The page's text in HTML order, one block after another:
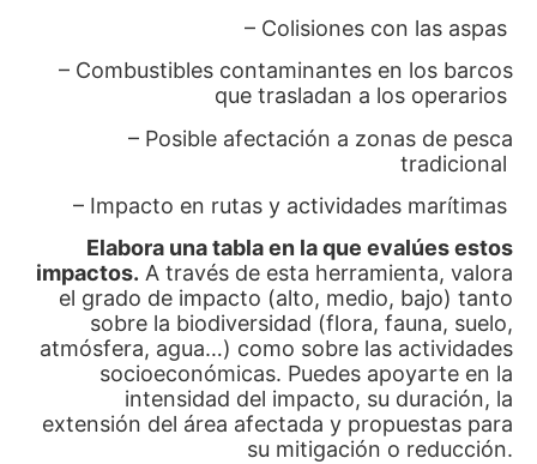
– Colisiones con las aspas
– Combustibles contaminantes en los barcos
que trasladan a los operarios
– Posible afectación a zonas de pesca
tradicional
– Impacto en rutas y actividades marítimas
Elabora una tabla en la que evalúes estos
impactos. A través de esta herramienta, valora
el grado de impacto (alto, medio, bajo) tanto
sobre la biodiversidad (flora, fauna, suelo,
atmósfera, agua…) como sobre las actividades
socioeconómicas. Puedes apoyarte en la
intensidad del impacto, su duración, la
extensión del área afectada y propuestas para
su mitigación o reducción.